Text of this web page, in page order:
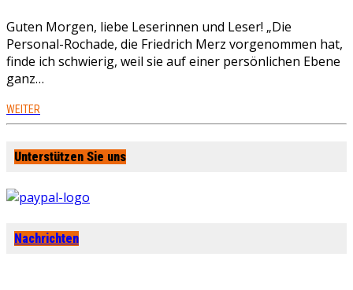
Guten Morgen, liebe Leserinnen und Leser! „Die
Personal-Rochade, die Friedrich Merz vorgenommen hat,
finde ich schwierig, weil sie auf einer persönlichen Ebene
ganz…
WEITER
Unterstützen Sie uns
Nachrichten